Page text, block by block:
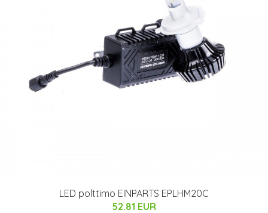
LED polttimo EINPARTS EPLHM20C
52.81 EUR